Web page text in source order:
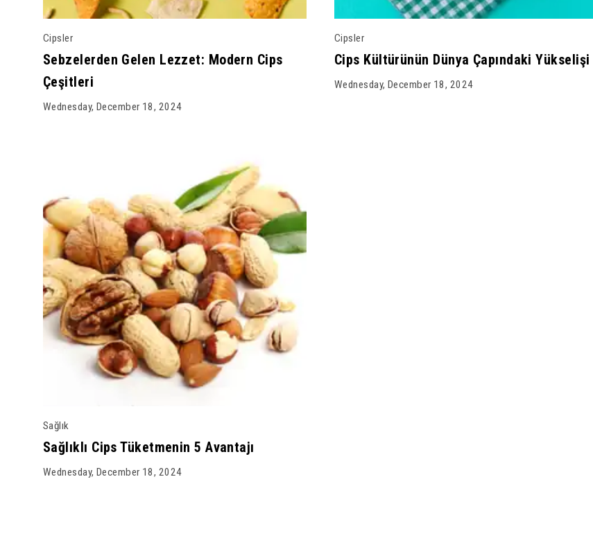
Cipsler
Sebzelerden Gelen Lezzet: Modern Cips
Çeşitleri
Wednesday, December 18, 2024
Cipsler
Cips Kültürünün Dünya Çapındaki Yükselişi
Wednesday, December 18, 2024
Sağlık
Sağlıklı Cips Tüketmenin 5 Avantajı
Wednesday, December 18, 2024